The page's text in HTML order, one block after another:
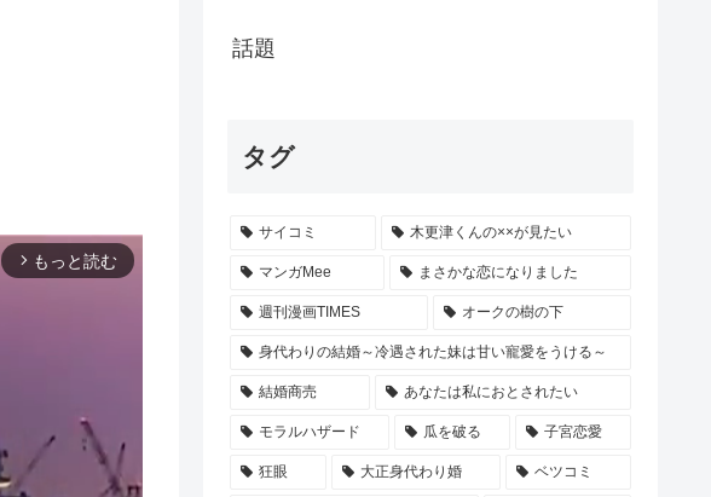
arrow_forward_ios もっと読む
話題
タグ
サイコミ 木更津くんの××が見たい
マンガMee まさかな恋になりました
週刊漫画TIMES オークの樹の下
身代わりの結婚～冷遇された妹は甘い寵愛をうける～
結婚商売 あなたは私におとされたい
モラルハザード 瓜を破る 子宮恋愛
狂眼 大正身代わり婚 ベツコミ